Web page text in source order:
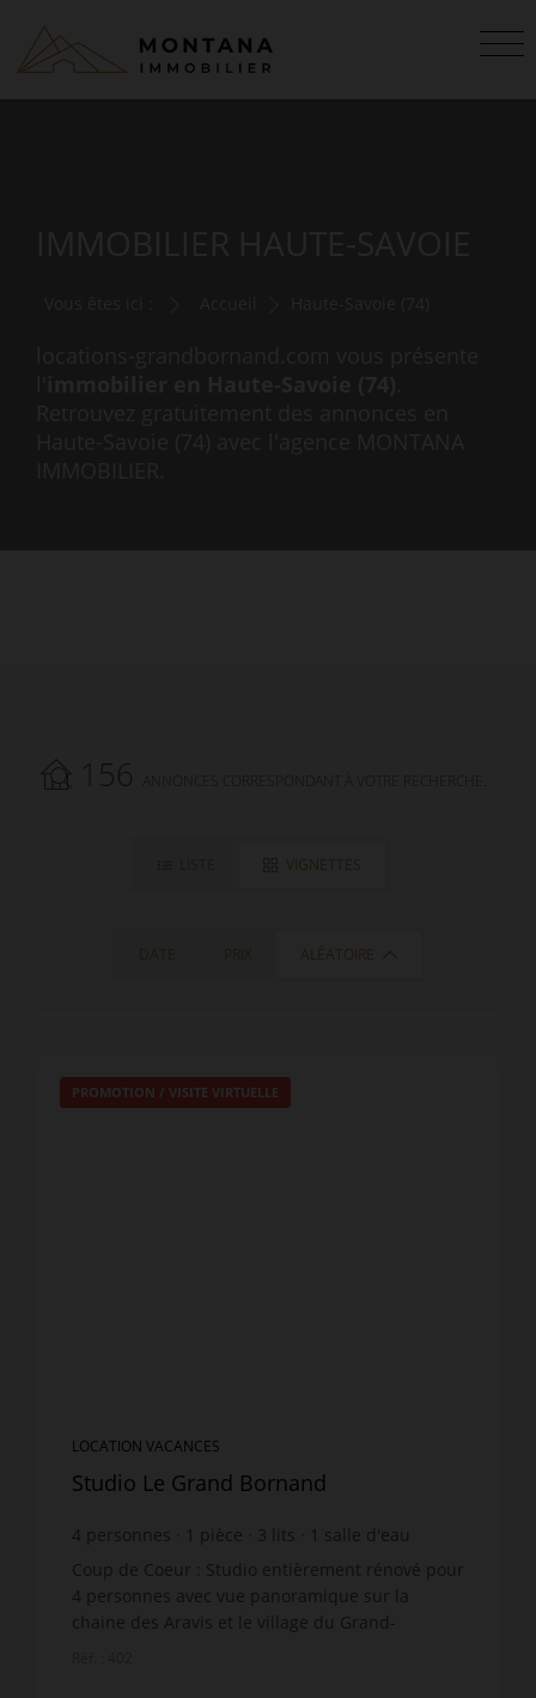
156
LISTE VIGNETTES
DATE PRIX ALÉATOIRE
PROMOTION / VISITE VIRTUELLE
LOCATION VACANCES
Studio Le Grand Bornand
4 personnes pièce 3 lits
salle d'eau
Coup de Coeur : Studio entièrement rénové pour
4 personnes avec vue panoramique sur la
chaine des Aravis et le village du Grand-